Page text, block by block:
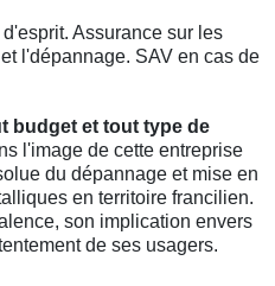
Assurance sur les
l'dépannage. SAV en cas de
budget et tout type de
l'image de cette entreprise
du dépannage et mise en
en territoire francilien.
son implication envers
de ses usagers.